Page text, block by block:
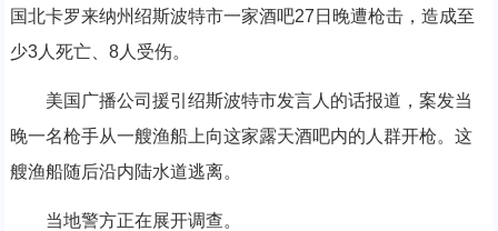
国北卡罗来纳州绍斯波特市一家酒吧27日晚遭枪击，造成至
少3人死亡、8人受伤。
美国广播公司援引绍斯波特市发言人的话报道，案发当
晚一名枪手从一艘渔船上向这家露天酒吧内的人群开枪。这
艘渔船随后沿内陆水道逃离。
当地警方正在展开调查。